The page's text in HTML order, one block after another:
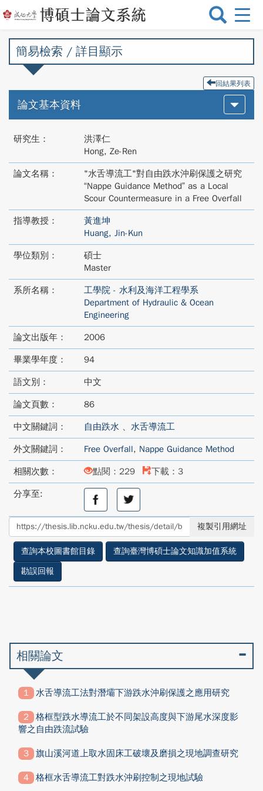
選
切
簡易檢索 / 詳目顯示
回結果列表
論文基本資料
研究生：
洪澤仁
Hong, Ze-Ren
論文名稱：
"水舌導流工"對自由跌水沖刷保護之研究
“Nappe Guidance Method” as a Local
Scour Countermeasure in a Free Overfall
指導教授：
黃進坤
Huang, Jin-Kun
學位類別：
碩士
Master
系所名稱：
工學院 - 水利及海洋工程學系
Department of Hydraulic & Ocean
Engineering
論文出版年： 2006
畢業學年度： 94
語文別： 中文
論文頁數： 86
中文關鍵詞： 自由跌水 、 水舌導流工
外文關鍵詞： Free Overfall, Nappe Guidance Method
相關次數： 點閱：229 下載：3
分享至:
分
至
facebook
分
享
至
twitter
複製引用網址
查詢本校圖書館目錄
查詢臺灣博碩士論文知識加值系統
勘誤回報
相關論文
水舌導流工法對潛壩下游跌水沖刷保護之應用研究
格框型跌水導流工於不同架設高度與下游尾水深度影
響之自由跌流試驗
旗山溪河道上取水固床工破壞及磨損之現地調查研究
格框水舌導流工對跌水沖刷控制之現地試驗